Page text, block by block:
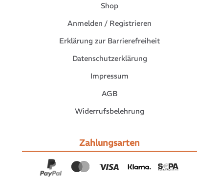
Shop
Anmelden / Registrieren
Erklärung zur Barrierefreiheit
Datenschutzerklärung
Impressum
AGB
Widerrufsbelehrung
Zahlungsarten